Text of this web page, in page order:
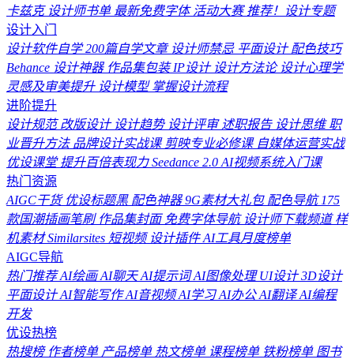
卡兹克设计师书单最新免费字体活动大赛推荐！设计专题
设计入门
设计软件自学200篇自学文章设计师禁忌平面设计配色技巧
Behance 设计神器作品集包装IP设计设计方法论设计心理学
灵感及审美提升设计模型掌握设计流程
进阶提升
设计规范改版设计设计趋势设计评审述职报告设计思维职
业晋升方法品牌设计实战课剪映专业必修课自媒体运营实战
优设课堂提升百倍表现力Seedance 2.0 AI视频系统入门课
热门资源
AIGC干货优设标题黑配色神器9G素材大礼包配色导航175
款国潮插画笔刷作品集封面免费字体导航设计师下载频道样
机素材Similarsites 短视频设计插件AI工具月度榜单
AIGC导航
热门推荐AI绘画AI聊天AI提示词AI图像处理UI设计3D设计
平面设计AI智能写作AI音视频AI学习AI办公AI翻译AI编程
开发
优设热榜
热搜榜作者榜单产品榜单热文榜单课程榜单铁粉榜单图书